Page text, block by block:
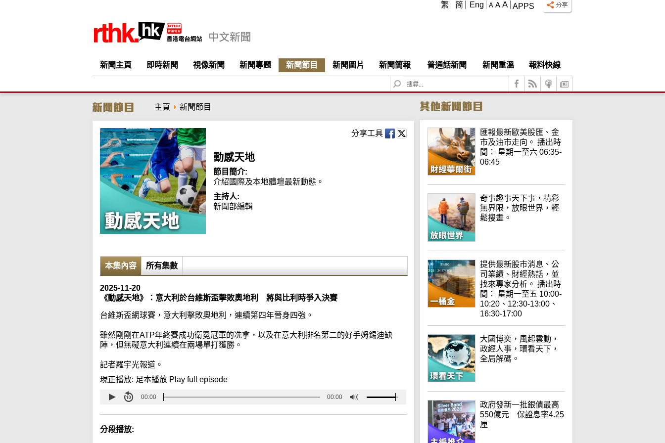
APPS
A A A
繁 简 Eng
新聞主頁 即時新聞 視像新聞 新聞專題 新聞節目 新聞圖片 新聞簡報 普通話新聞 新聞重溫
報料快線
S
e
c
h
主頁 新聞節目
分享工具
動感天地
節目簡介:
介紹國際及本地體壇最新動態。
主持人:
新聞部編輯
本集內容 所有集數
2025-11-20
《動感天地》：意大利於台維斯盃擊敗奧地利 將與比利時爭入決賽
台維斯盃網球賽，意大利擊敗奧地利，連續第四年晉身四強。
雖然剛剛在ATP年終賽成功衛冕冠軍的冼拿，以及在意大利排名第二的好手姆錫迪缺
陣，但無礙意大利連續在兩場單打獲勝。
記者羅宇光報道。
現正播放: 足本播放 Play full episode
00:00 00:00
分段播放:
匯報最新歐美股匯、金
市及油市走向。 播出時
間： 星期一至六 06:35-
06:45
奇事趣事天下事，精彩
無界限，放眼世界，輕
鬆搜畫。
提供最新股市消息、公
司業績、財經熱話，並
找來專家分析。 播出時
間： 星期一至五 10:00-
10:20、12:30-13:00、
16:30-17:00
大國博奕，風起雲動，
政經人事，環看天下，
全局解碼。
政府發新一批銀債最高
550億元 保證息率4.25
厘